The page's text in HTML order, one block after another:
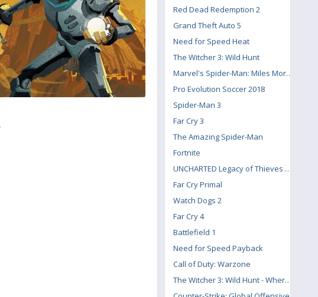
Red Dead Redemption 2
Grand Theft Auto 5
Need for Speed Heat
The Witcher 3: Wild Hunt
Marvel's Spider-Man: Miles Morales
Pro Evolution Soccer 2018
Spider-Man 3
Far Cry 3
The Amazing Spider-Man
Fortnite
UNCHARTED Legacy of Thieves Collection
Far Cry Primal
Watch Dogs 2
Far Cry 4
Battlefield 1
Need for Speed Payback
Call of Duty: Warzone
The Witcher 3: Wild Hunt - Where the Cat and Wolf Play